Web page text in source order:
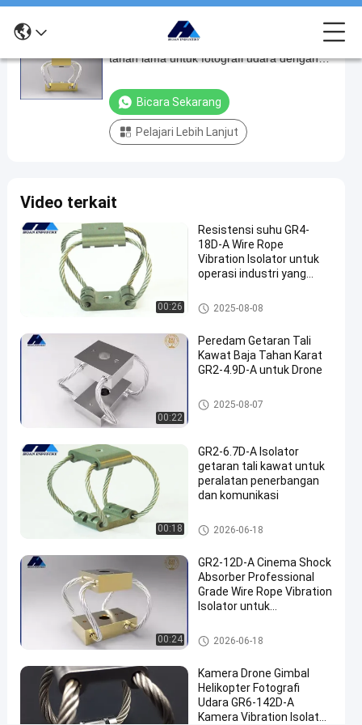
Isolator
getaran
tali
tahan
lama
untuk
fotografi
GR3-
Precision
Spring
Shock
Absorber
Isolator
2026-
06-18
pandangan
bicara
sekarang
#
#
Isolator
getaran
kamera
Isolator getaran tali kawat yang stabil dan
tahan lama untuk fotografi udara dengan
Absorber
Bicara Sekarang
Pelajari Lebih Lanjut
Video terkait
00:26
Resistensi suhu GR4-
18D-A Wire Rope
Vibration Isolator untuk
operasi industri yang
Isolator Getaran Kamera
2025-08-08
00:22
Peredam Getaran Tali
Kawat Baja Tahan Karat
GR2-4.9D-A untuk Drone
Isolator Getaran Kamera
2025-08-07
00:18
GR2-6.7D-A Isolator
getaran tali kawat untuk
peralatan penerbangan
dan komunikasi
Isolator Getaran Kamera
2026-06-18
00:24
GR2-12D-A Cinema Shock
Absorber Professional
Grade Wire Rope Vibration
Isolator untuk
halus
Isolator Getaran Kamera
2026-06-18
Kamera Drone Gimbal
Helikopter Fotografi
Udara GR6-142D-A
Kamera Vibration Isolator